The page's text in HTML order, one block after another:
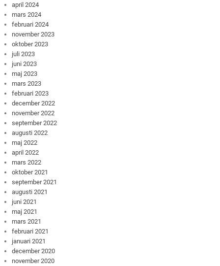
april 2024
mars 2024
februari 2024
november 2023
oktober 2023
juli 2023
juni 2023
maj 2023
mars 2023
februari 2023
december 2022
november 2022
september 2022
augusti 2022
maj 2022
april 2022
mars 2022
oktober 2021
september 2021
augusti 2021
juni 2021
maj 2021
mars 2021
februari 2021
januari 2021
december 2020
november 2020